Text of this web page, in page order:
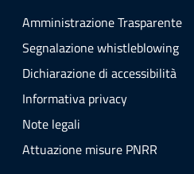
Amministrazione Trasparente
Segnalazione whistleblowing
Dichiarazione di accessibilità
Informativa privacy
Note legali
Attuazione misure PNRR